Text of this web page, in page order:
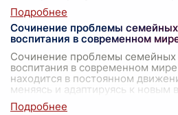
Сочинение проблемы
воспитания в современном
Сочинение проблемы семейных
воспитания в современном
находится в постоянном
меняясь и адаптируясь к новым